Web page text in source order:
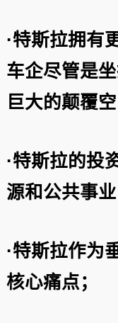
·特斯拉拥有
车企尽管是
巨大的颠覆
·特斯拉的投
源和公共事
·特斯拉作为
核心痛点；